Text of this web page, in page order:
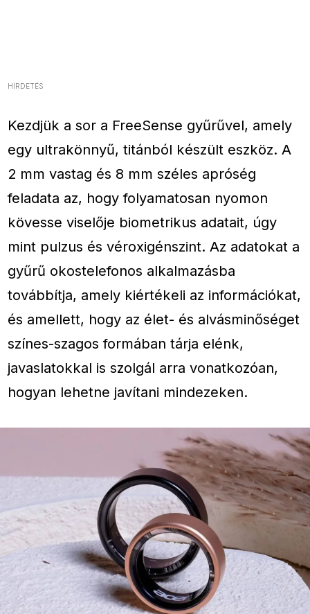
HIRDETÉS
Kezdjük a sor a FreeSense gyűrűvel, amely
egy ultrakönnyű, titánból készült eszköz. A
2 mm vastag és 8 mm széles apróség
feladata az, hogy folyamatosan nyomon
kövesse viselője biometrikus adatait, úgy
mint pulzus és véroxigénszint. Az adatokat a
gyűrű okostelefonos alkalmazásba
továbbítja, amely kiértékeli az információkat,
és amellett, hogy az élet- és alvásminőséget
színes-szagos formában tárja elénk,
javaslatokkal is szolgál arra vonatkozóan,
hogyan lehetne javítani mindezeken.